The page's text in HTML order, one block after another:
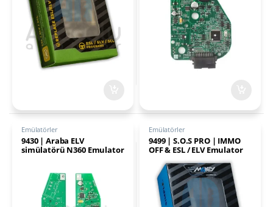
Emülatörler
9430 | Araba ELV
simülatörü N360 Emulator
Cayenne için direksiyon
kolonu kilidi
Emülatörler
9499 | S.O.S PRO | IMMO
OFF & ESL / ELV Emulator